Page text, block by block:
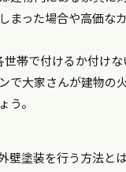
まった場合や高価な
帯で付けるか付けな
で大家さんが建物の
う。
壁塗装を行う方法と